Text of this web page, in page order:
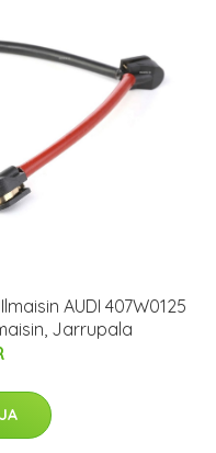
AUDI 407W0125
Jarrupala